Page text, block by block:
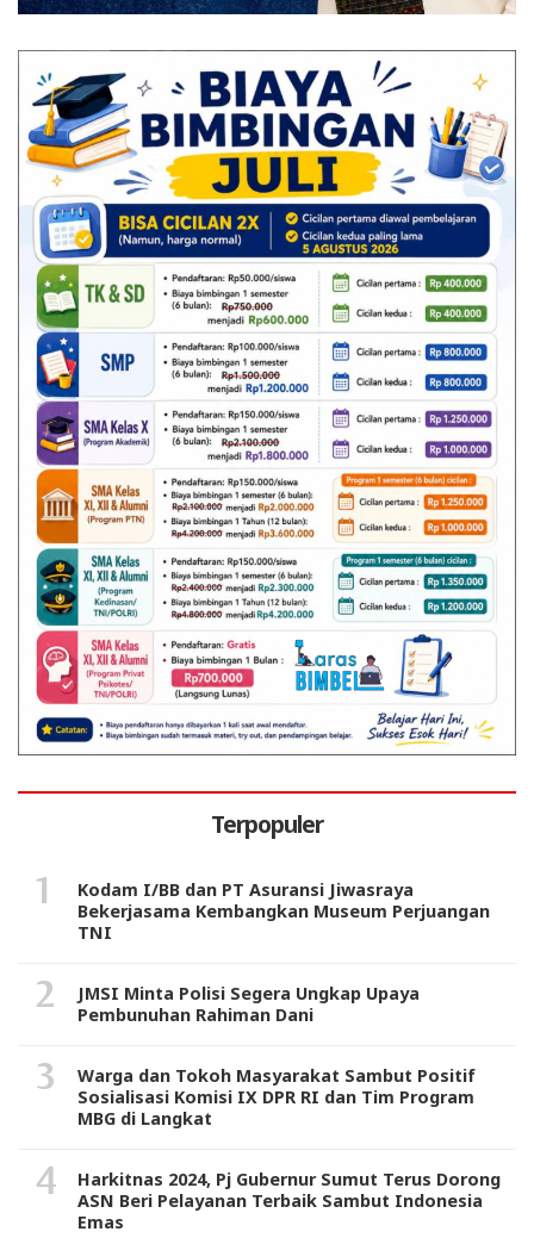
Terpopuler
Kodam I/BB dan PT Asuransi Jiwasraya
Bekerjasama Kembangkan Museum Perjuangan
TNI
JMSI Minta Polisi Segera Ungkap Upaya
Pembunuhan Rahiman Dani
Warga dan Tokoh Masyarakat Sambut Positif
Sosialisasi Komisi IX DPR RI dan Tim Program
MBG di Langkat
Harkitnas 2024, Pj Gubernur Sumut Terus Dorong
ASN Beri Pelayanan Terbaik Sambut Indonesia
Emas